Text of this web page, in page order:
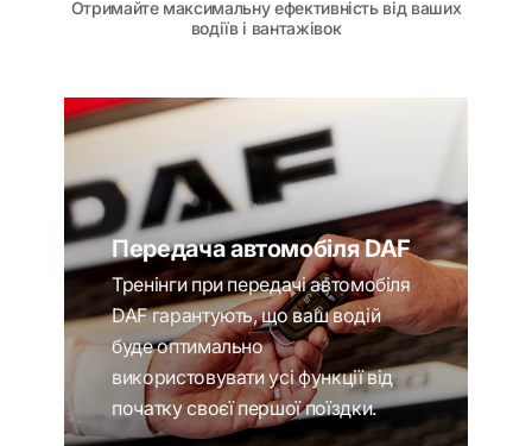
Отримайте максимальну ефективність від ваших
водіїв і вантажівок
Передача автомобіля DAF
Тренінги при передачі автомобіля
DAF гарантують, що ваш водій
буде оптимально
використовувати усі функції від
початку своєї першої поїздки.